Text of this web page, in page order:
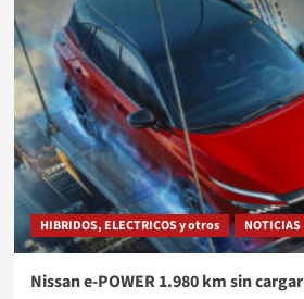
HIBRIDOS, ELECTRICOS y otros NOTICIAS
Nissan e-POWER 1.980 km sin cargar